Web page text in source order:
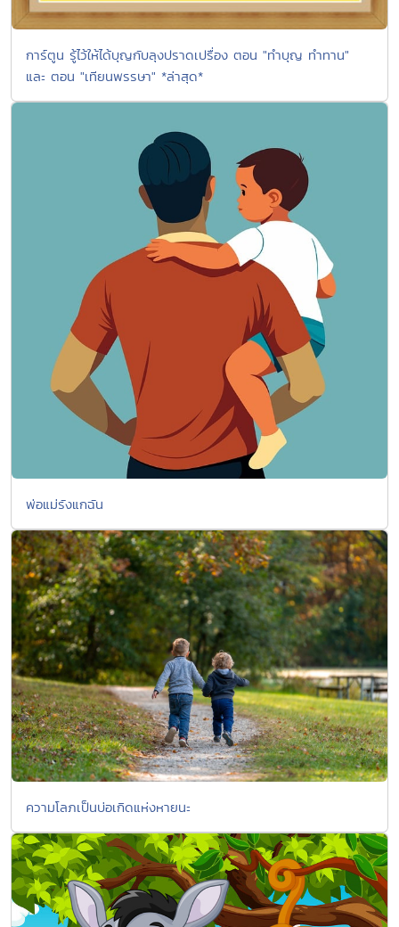
การ์ตูน รู้ไว้ให้ได้บุญกับลุงปราดเปรื่อง ตอน "ทำบุญ ทำทาน"
และ ตอน "เทียนพรรษา" *ล่าสุด*
พ่อแม่รังแกฉัน
ความโลภเป็นบ่อเกิดแห่งหายนะ